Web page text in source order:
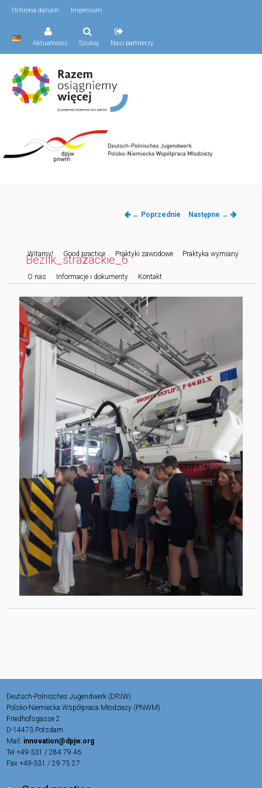
Ochrona danych Impresum
Aktualności Szukaj Nasi partnerzy
główne
Przeskocz
do
tekstu
Witamy! Good practice Praktyki zawodowe Praktyka wymiany
O nas Informacje i dokumenty Kontakt
Nawigacja
← Poprzednie Następne →
Bezlik_strażackie_6
Deutsch-Polnisches Jugendwerk (DPJW)
Polsko-Niemiecka Współpraca Młodzieży (PNWM)
Friedhofsgasse 2
D-14473 Potsdam
Mail: innovation@dpjw.org
Tel +49-331 / 284 79 46
Fax +49-331 / 29 75 27